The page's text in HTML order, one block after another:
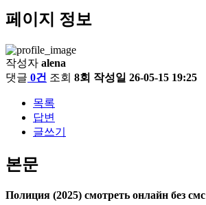
페이지 정보
작성자 alena
댓글 0건 조회 8회 작성일 26-05-15 19:25
목록
답변
글쓰기
본문
Полиция (2025) смотреть онлайн без смс